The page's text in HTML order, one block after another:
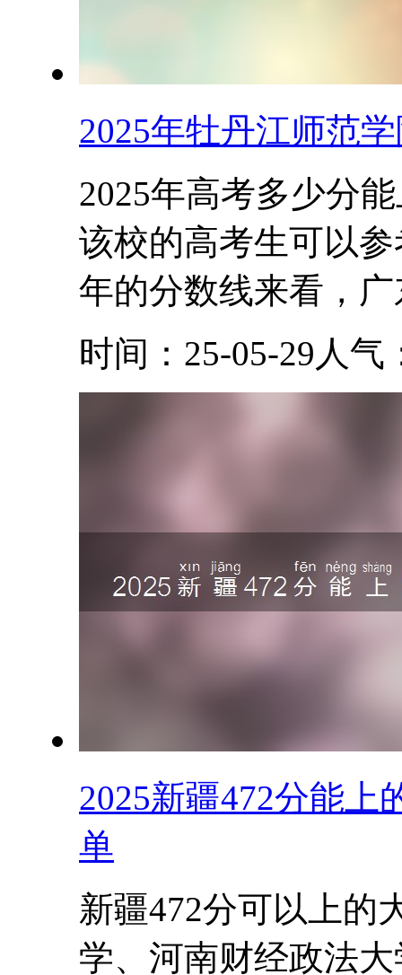
2025年牡丹江师范
2025年高考多少分
该校的高考生可以
年的分数线来看，
时间：25-05-29 人气
2025新疆472分能上
单
新疆472分可以上的
学、河南财经政法